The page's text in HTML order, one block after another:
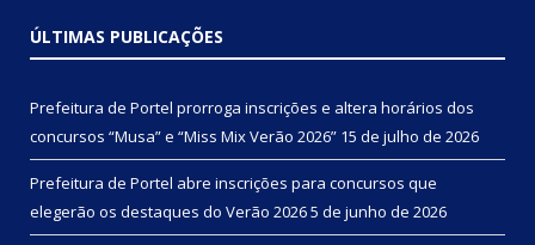
ÚLTIMAS PUBLICAÇÕES
Prefeitura de Portel prorroga inscrições e altera horários dos
concursos “Musa” e “Miss Mix Verão 2026” 15 de julho de 2026
Prefeitura de Portel abre inscrições para concursos que
elegerão os destaques do Verão 20265 de junho de 2026